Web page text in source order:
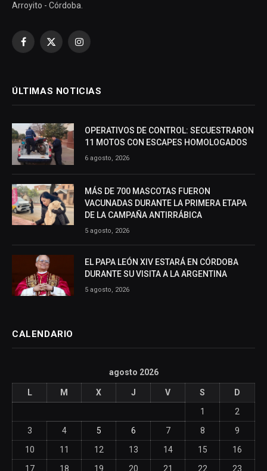
Arroyito - Córdoba.
Facebook
X
Instagram
ÚLTIMAS NOTICIAS
OPERATIVOS DE CONTROL: SECUESTRARON
11 MOTOS CON ESCAPES HOMOLOGADOS
6 agosto, 2026
MÁS DE 700 MASCOTAS FUERON
VACUNADAS DURANTE LA PRIMERA ETAPA
DE LA CAMPAÑA ANTIRRÁBICA
5 agosto, 2026
EL PAPA LEÓN XIV ESTARÁ EN CÓRDOBA
DURANTE SU VISITA A LA ARGENTINA
5 agosto, 2026
CALENDARIO
agosto 2026
L M X J V S
D
1
2
3
4 5 6 7 8
9
10
11 12 13 14 15
16
17
18 19 20 21 22 23